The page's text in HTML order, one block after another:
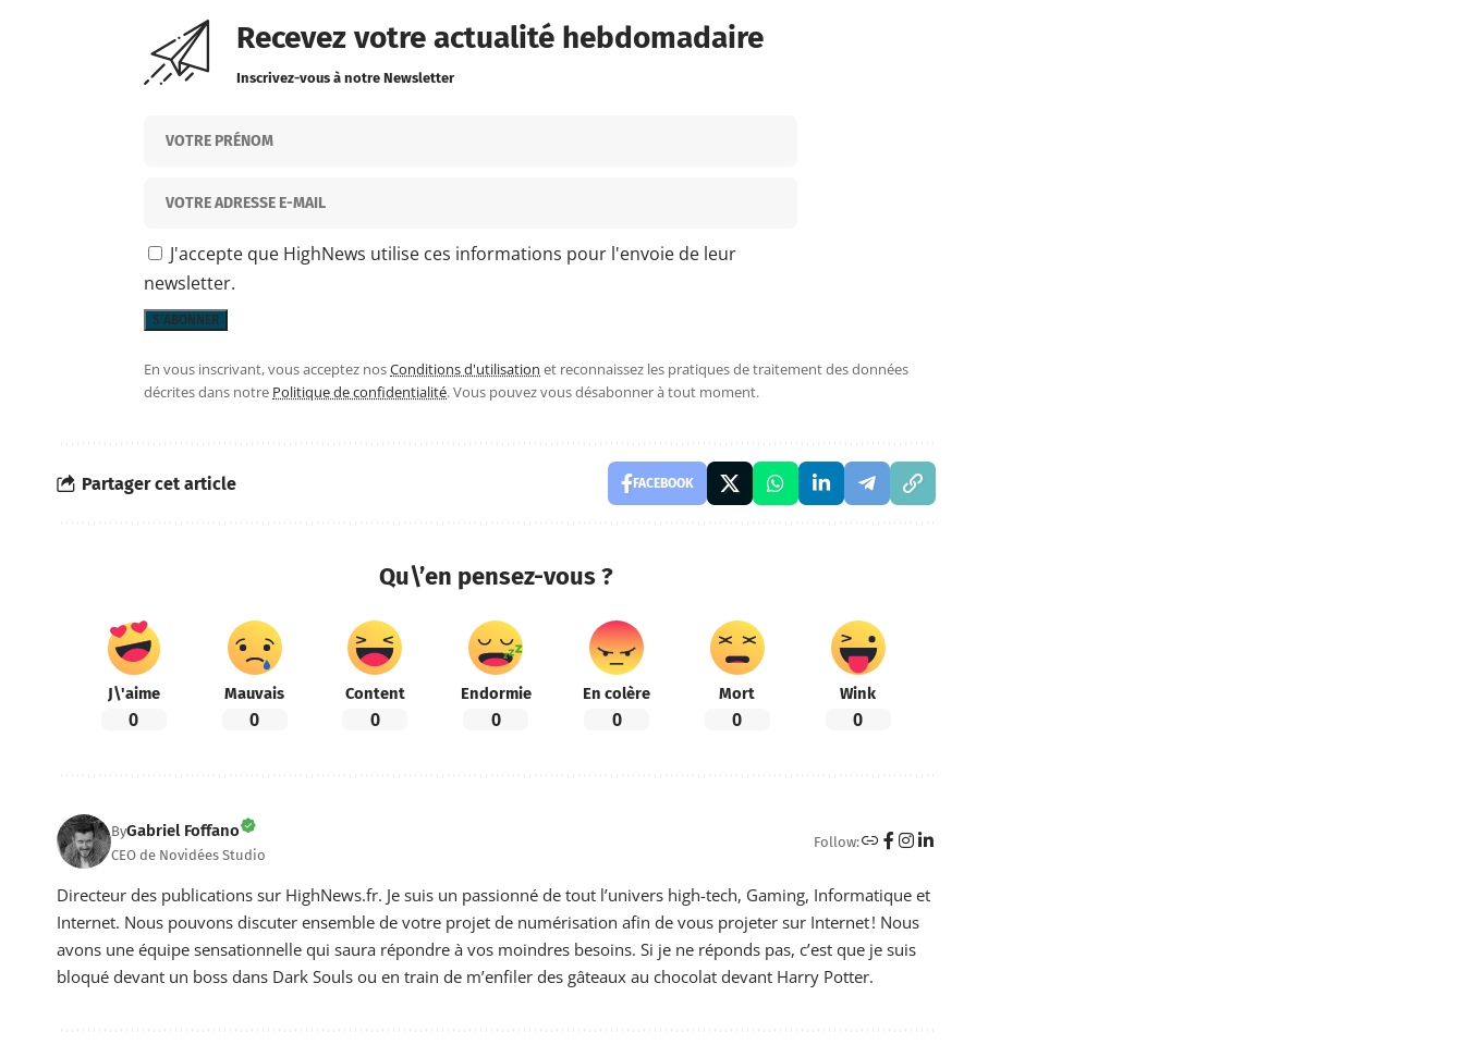
Recevez votre actualité hebdomadaire
Inscrivez-vous à notre Newsletter
J'accepte que HighNews utilise ces informations pour l'envoie de leur
newsletter.
En vous inscrivant, vous acceptez nosConditions d'utilisation et reconnaissez les pratiques de traitement des données
décrites dans notre Politique de confidentialité. Vous pouvez vous désabonner à tout moment.
Partager cet article FACEBOOK
Qu\’en pensez-vous ?
J\'aime
0
Mauvais
0
Content
0
Endormie
0
En colère
0
Mort
0
Wink
0
ByGabriel Foffano
CEO de Novidées Studio
Follow:
Directeur des publications sur HighNews.fr. Je suis un passionné de tout l’univers high-tech, Gaming, Informatique et
Internet. Nous pouvons discuter ensemble de votre projet de numérisation afin de vous projeter sur Internet ! Nous
avons une équipe sensationnelle qui saura répondre à vos moindres besoins. Si je ne réponds pas, c’est que je suis
bloqué devant un boss dans Dark Souls ou en train de m’enfiler des gâteaux au chocolat devant Harry Potter.